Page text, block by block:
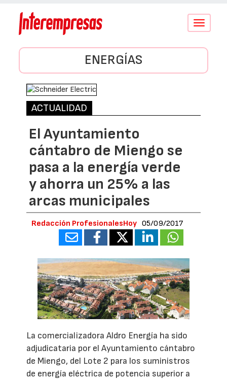
Conmutar
ENERGÍAS
ACTUALIDAD
El Ayuntamiento
cántabro de Miengo se
pasa a la energía verde
y ahorra un 25% a las
arcas municipales
Redacción ProfesionalesHoy 05/09/2017
La comercializadora Aldro Energía ha sido
adjudicataria por el Ayuntamiento cántabro
de Miengo, del Lote 2 para los suministros
de energía eléctrica de potencia superior a